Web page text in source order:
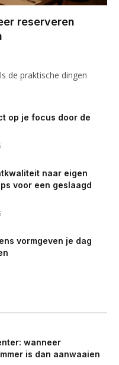
reserveren
de praktische dingen
op je focus door de
naar eigen
voor een geslaagd
vormgeven je dag
wanneer
is dan aanwaaien